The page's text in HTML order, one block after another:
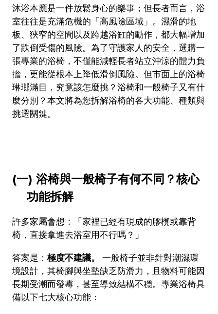
沐浴本應是一件放鬆身心的樂事；但長者而言，浴
室往往是充滿危機的「高風險區域」。濕滑的地
板、狹窄的空間以及跨越浴缸的動作，都大幅增加
了跌倒受傷的風險。為了守護家人的安全，選購一
張專業的浴椅，不僅能減輕長者站立沖涼的體力負
擔，更能從根本上降低滑倒風險。但市面上的浴椅
琳瑯滿目，究竟該怎麼挑？浴椅和一般椅子又有什
麼分別？本文將為您拆解浴椅的各大功能、種類與
挑選關鍵。
(一) 浴椅與一般椅子有何不同？核心
功能拆解
許多家屬會想：「家裡已經有現成的膠櫈或靠背
椅，直接拿進去浴室用不行嗎？」
答案是： 極度不建議。
一般椅子並非針對潮濕環
境設計，其椅腳與坐墊缺乏防滑力，且物料可能因
長期受潮而發霉，甚至導致結構不穩。專業浴椅具
備以下七大核心功能：